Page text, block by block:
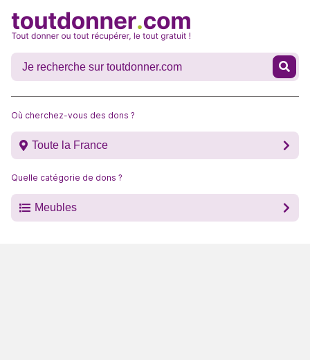
Où cherchez-vous des dons ?
Toute la France
Quelle catégorie de dons ?
Meubles